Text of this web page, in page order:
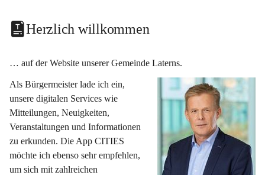
Herzlich willkommen
… auf der Website unserer Gemeinde Laterns.
Als Bürgermeister lade ich ein,
unsere digitalen Services wie
Mitteilungen, Neuigkeiten,
Veranstaltungen und Informationen
zu erkunden. Die App CITIES
möchte ich ebenso sehr empfehlen,
um sich mit zahlreichen